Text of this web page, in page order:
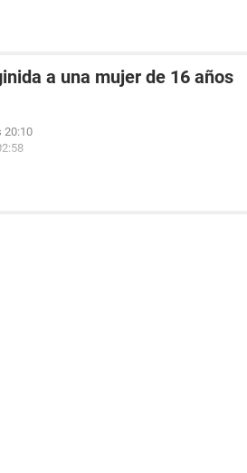
a una mujer de 16 años
20:10